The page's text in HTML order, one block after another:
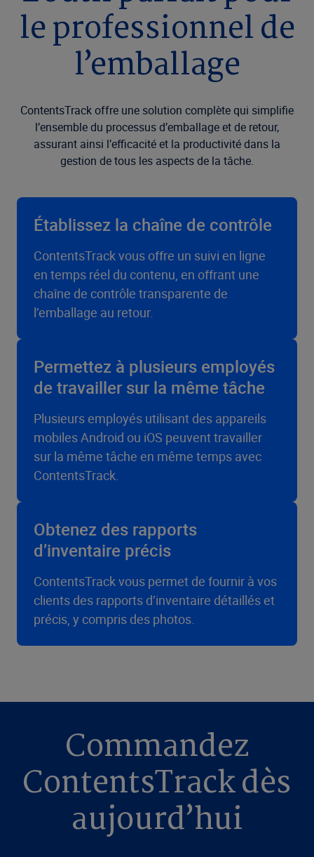
le professionnel de
l’emballage
ContentsTrack offre une solution complète qui simplifie
l’ensemble du processus d’emballage et de retour,
assurant ainsi l’efficacité et la productivité dans la
gestion de tous les aspects de la tâche.
Établissez la chaîne de contrôle
ContentsTrack vous offre un suivi en ligne
en temps réel du contenu, en offrant une
chaîne de contrôle transparente de
l’emballage au retour.
Permettez à plusieurs employés
de travailler sur la même tâche
Plusieurs employés utilisant des appareils
mobiles Android ou iOS peuvent travailler
sur la même tâche en même temps avec
ContentsTrack.
Obtenez des rapports
d’inventaire précis
ContentsTrack vous permet de fournir à vos
clients des rapports d’inventaire détaillés et
précis, y compris des photos.
Commandez
ContentsTrack dès
aujourd’hui